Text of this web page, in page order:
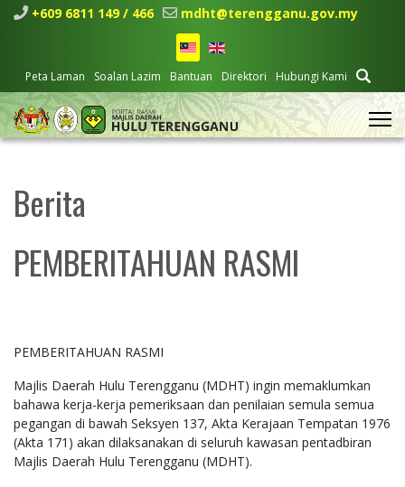
+609 6811 149 / 466 mdht@terengganu.gov.my
Peta Laman Soalan Lazim Bantuan Direktori Hubungi Kami
Berita
PEMBERITAHUAN RASMI
PEMBERITAHUAN RASMI
Majlis Daerah Hulu Terengganu (MDHT) ingin memaklumkan
bahawa kerja-kerja pemeriksaan dan penilaian semula semua
pegangan di bawah Seksyen 137, Akta Kerajaan Tempatan 1976
(Akta 171) akan dilaksanakan di seluruh kawasan pentadbiran
Majlis Daerah Hulu Terengganu (MDHT).